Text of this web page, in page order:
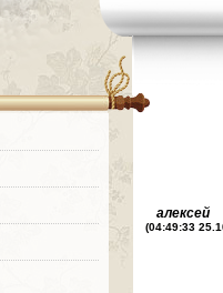
алексей
(04:49:33